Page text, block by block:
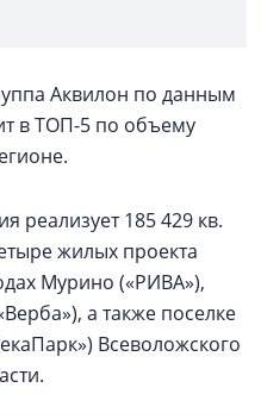
Аквилон по данным
в ТОП-5 по объему
реализует 185 429 кв.
жилых проекта
Мурино («РИВА»),
а также поселке
Всеволожского